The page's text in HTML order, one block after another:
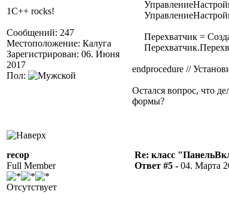
1C++ rocks!
Сообщений: 247
Местоположение: Калуга
Зарегистрирован: 06. Июня
2017
Пол:
Перехватчик =
endprocedure //
Остался вопрос, что
формы?
recop
Full Member
Отсутствует
Re: класс
Ответ #5 - 04. Марта